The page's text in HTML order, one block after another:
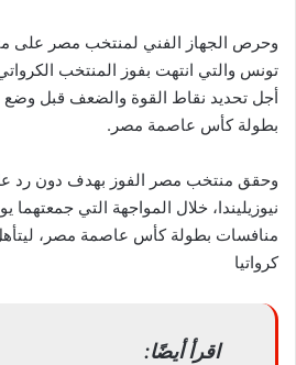
وحرص الجهاز الفني لمنتخب مصر على
تونس والتي انتهت بفوز المنتخب
أجل تحديد نقاط القوة والضعف قبل وضع
بطولة كأس عاصمة مصر.
وحقق منتخب مصر الفوز بهدف دون رد
نيوزيليندا، خلال المواجهة التي
منافسات بطولة كأس عاصمة مصر،
كرواتيا
اقرأ أيضًا: